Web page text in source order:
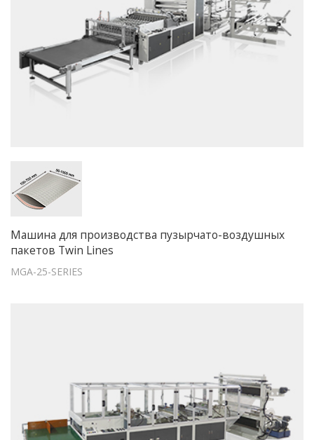
Машина для производства пузырчато-воздушных
пакетов Twin Lines
MGA-25-SERIES